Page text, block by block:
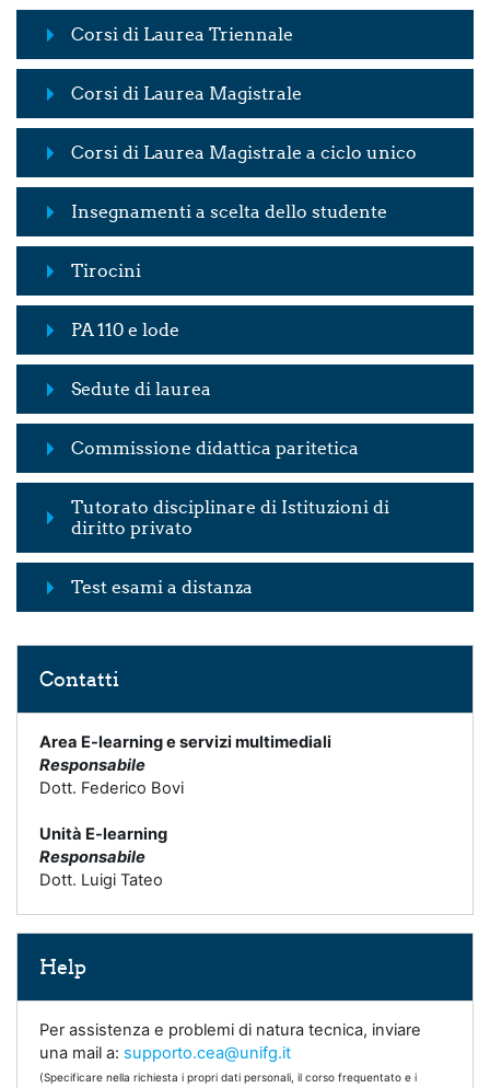
Corsi di Laurea Triennale
Corsi di Laurea Magistrale
Corsi di Laurea Magistrale a ciclo unico
Insegnamenti a scelta dello studente
Tirocini
PA 110 e lode
Sedute di laurea
Commissione didattica paritetica
Tutorato disciplinare di Istituzioni di
diritto privato
Test esami a distanza
Contatti
Area E-learning e servizi multimediali
Responsabile
Dott. Federico Bovi
Unità E-learning
Responsabile
Dott. Luigi Tateo
Help
Per assistenza e problemi di natura tecnica, inviare
una mail a: supporto.cea@unifg.it
(Specificare nella richiesta i propri dati personali, il corso frequentato e i